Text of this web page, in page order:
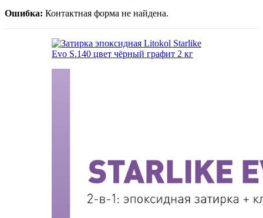
Ошибка: Контактная форма не найдена.